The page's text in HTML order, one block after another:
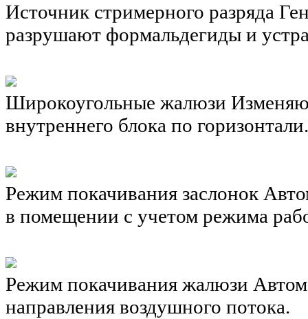
Источник стримерного разряда
разрушают формальдегиды и
Широкоугольные жалюзи
внутреннего блока по горизонтали.
Режим покачивания заслонок
в помещении с учетом режима
Режим покачивания жалюзи
направления воздушного потока.